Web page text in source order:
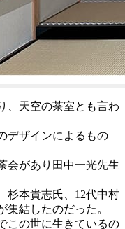
、天空の茶室とも言わ
デザインによるもの
会があり田中一光先生
杉本貴志氏、12代中村
結したのだった。
この世に生きているの